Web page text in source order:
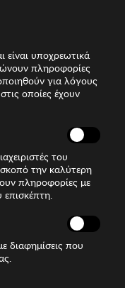
είναι υποχρεωτικά
πληροφορίες
για λόγους
οποίες έχουν
του
την καλύτερη
πληροφορίες με
διαφημίσεις που